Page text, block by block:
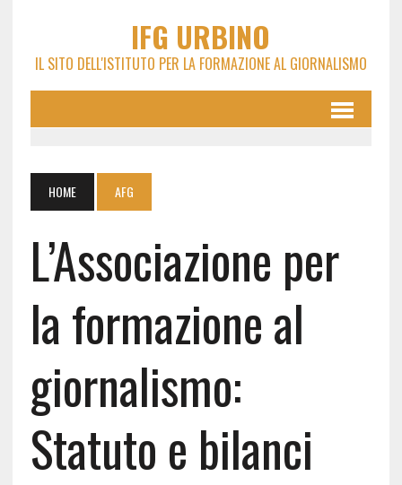
IFG URBINO
IL SITO DELL'ISTITUTO PER LA FORMAZIONE AL GIORNALISMO
HOME AFG
L’Associazione per
la formazione al
giornalismo:
Statuto e bilanci